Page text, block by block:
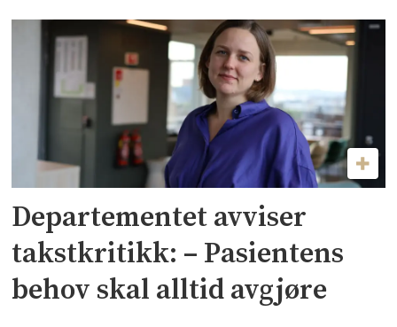
Departementet avviser
takstkritikk: – Pasientens
behov skal alltid avgjøre